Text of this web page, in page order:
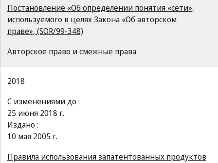
Постановление «Об определении понятия «сети»,
используемого в целях Закона «Об авторском
праве», (SOR/99-348)
Авторское право и смежные права
2018
С изменениями до :
25 июня 2018 г.
Издано :
10 мая 2005 г.
Правила использования запатентованных продуктов